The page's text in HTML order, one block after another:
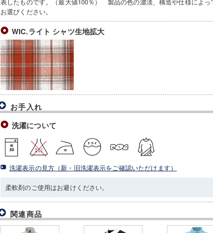
お選びください。
WIC.ライト シャツ生地拡大
お手入れ
洗濯について
洗濯表示の見方（新・旧洗濯表示をご確認いただけます）
柔軟剤のご使用はお避けください。
関連商品